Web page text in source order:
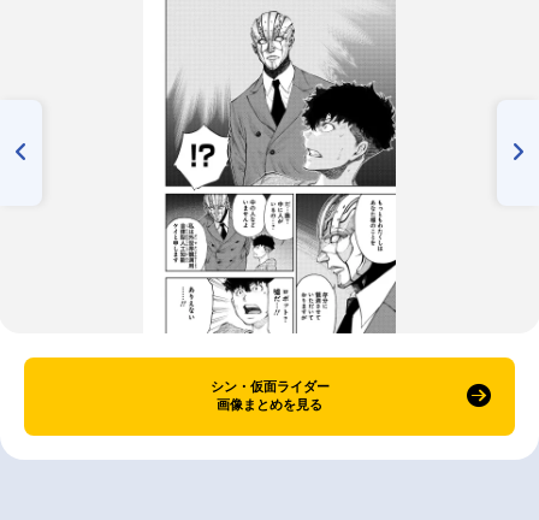
シン・仮面ライダー
画像まとめを見る